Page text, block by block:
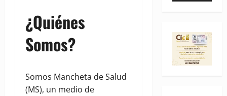
¿Quiénes
Somos?
Somos Mancheta de Salud
(MS), un medio de